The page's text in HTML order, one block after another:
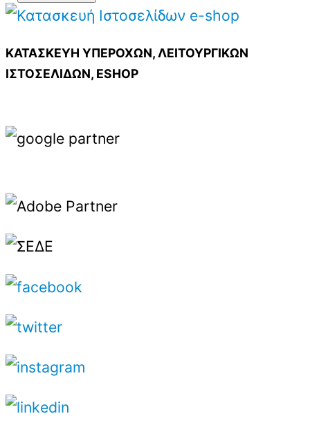
ΚΑΤΑΣΚΕΥΗ ΥΠΕΡΟΧΩΝ, ΛΕΙΤΟΥΡΓΙΚΩΝ
ΙΣΤΟΣΕΛΙΔΩΝ, ESHOP